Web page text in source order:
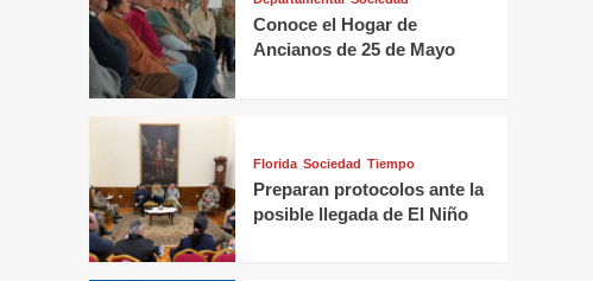
Conoce el Hogar de
Ancianos de 25 de Mayo
Florida Sociedad Tiempo
Preparan protocolos ante la
posible llegada de El Niño